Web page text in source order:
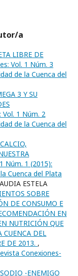
a
LIBRE DE
Vol. 1 Núm. 3
de la Cuenca del
3 Y SU
Vol. 1 Núm. 2
de la Cuenca del
Núm. 1 (2015):
Cuenca del Plata
ESTELA
SOBRE
DE CONSUMO E
EN
NUTRICIÓN QUE
CUENCA DEL
DE 2013. ,
Conexiones-
-ENEMIGO